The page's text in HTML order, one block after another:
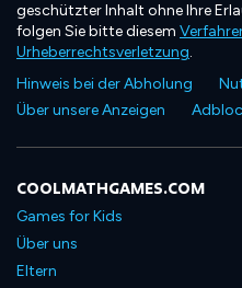
geschützter Inhalt ohne Ihre
folgen Sie bitte diesem
Urheberrechtsverletzung.
Hinweis bei der Abholung
Über unsere Anzeigen
COOLMATHGAMES.COM
Games for Kids
Über uns
Eltern